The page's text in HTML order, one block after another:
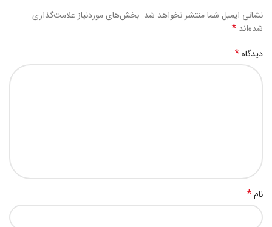
نشانی ایمیل شما منتشر نخواهد شد. بخش‌های موردنیاز علامت‌گذاری
شده‌اند *
دیدگاه*
نام*